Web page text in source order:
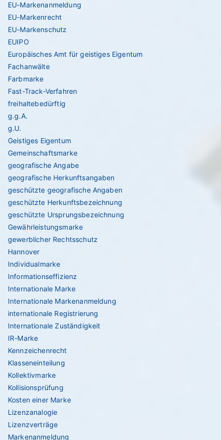
EU-Markenanmeldung
EU-Markenrecht
EU-Markenschutz
EUIPO
Europäisches Amt für geistiges Eigentum
Fachanwälte
Farbmarke
Fast-Track-Verfahren
freihaltebedürftig
g.g.A.
g.U.
Geistiges Eigentum
Gemeinschaftsmarke
geografische Angabe
geografische Herkunftsangaben
geschützte geografische Angaben
geschützte Herkunftsbezeichnung
geschützte Ursprungsbezeichnung
Gewährleistungsmarke
gewerblicher Rechtsschutz
Hannover
Individualmarke
Informationseffizienz
Internationale Marke
Internationale Markenanmeldung
internationale Registrierung
Internationale Zuständigkeit
IR-Marke
Kennzeichenrecht
Klasseneinteilung
Kollektivmarke
Kollisionsprüfung
Kosten einer Marke
Lizenzanalogie
Lizenzverträge
Markenanmeldung